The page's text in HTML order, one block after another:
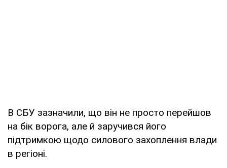
В СБУ зазначили, що він не просто перейшов
на бік ворога, але й заручився його
підтримкою щодо силового захоплення влади
в регіоні.